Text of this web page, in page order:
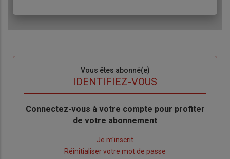
Vous êtes abonné(e)
IDENTIFIEZ-VOUS
Body
Connectez-vous à votre compte pour profiter
de votre abonnement
Je m'inscrit
Réinitialiser votre mot de passe